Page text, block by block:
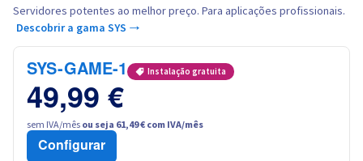
Servidores potentes ao melhor preço. Para aplicações profissionais.
Descobrir a gama SYS →
SYS-GAME-1 Instalação gratuita
49,99 €
sem IVA/mês ou seja 61,49 € com IVA/mês
Configurar